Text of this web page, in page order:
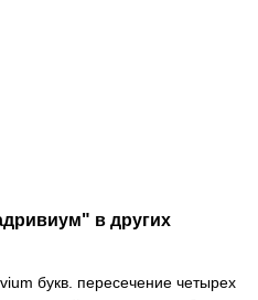
в других
букв. пересечение четырех